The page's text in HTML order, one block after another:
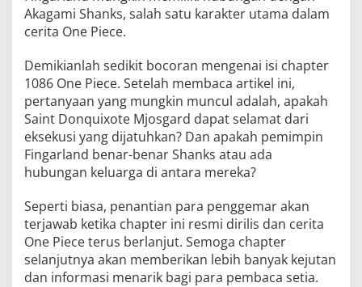
Akagami Shanks, salah satu karakter utama dalam
cerita One Piece.
Demikianlah sedikit bocoran mengenai isi chapter
1086 One Piece. Setelah membaca artikel ini,
pertanyaan yang mungkin muncul adalah, apakah
Saint Donquixote Mjosgard dapat selamat dari
eksekusi yang dijatuhkan? Dan apakah pemimpin
Fingarland benar-benar Shanks atau ada
hubungan keluarga di antara mereka?
Seperti biasa, penantian para penggemar akan
terjawab ketika chapter ini resmi dirilis dan cerita
One Piece terus berlanjut. Semoga chapter
selanjutnya akan memberikan lebih banyak kejutan
dan informasi menarik bagi para pembaca setia.